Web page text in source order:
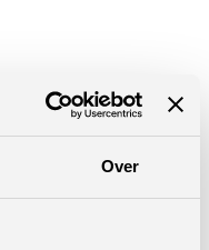
Over
een fauteuil
In de zithoek
van de